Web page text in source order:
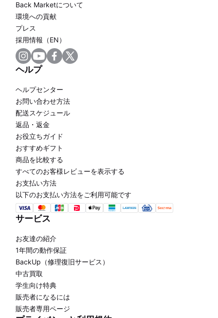
Back Marketについて
環境への貢献
プレス
採用情報（EN）
ヘルプ
ヘルプセンター
お問い合わせ方法
配送スケジュール
返品・返金
お役立ちガイド
おすすめギフト
商品を比較する
すべてのお客様レビューを表示する
お支払い方法
以下のお支払い方法をご利用可能です
サービス
お友達の紹介
1年間の動作保証
BackUp（修理復旧サービス）
中古買取
学生向け特典
販売者になるには
販売者専用ページ